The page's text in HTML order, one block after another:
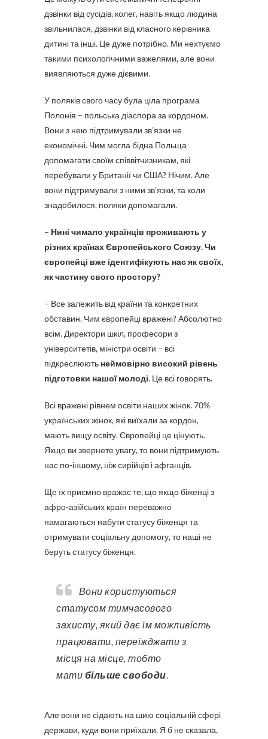
дзвінки від сусідів, колег, навіть якщо людина
звільнилася, дзвінки від класного керівника
дитині та інші. Це дуже потрібно. Ми нехтуємо
такими психологічними важелями, але вони
виявляються дуже дієвими.
У поляків свого часу була ціла програма
Полонія – польська діаспора за кордоном.
Вони з нею підтримували зв’язки не
економічні. Чим могла бідна Польща
допомагати своїм співвітчизникам, які
перебували у Британії чи США? Нічим. Але
вони підтримували з ними зв’язки, та коли
знадобилося, поляки допомагали.
– Нині чимало українців проживають у
різних країнах Європейського Союзу. Чи
європейці вже ідентифікують нас як своїх,
як частину свого простору?
– Все залежить від країни та конкретних
обставин. Чим європейці вражені? Абсолютно
всім. Директори шкіл, професори з
університетів, міністри освіти – всі
підкреслюють неймовірно високий рівень
підготовки нашої молоді. Це всі говорять.
Всі вражені рівнем освіти наших жінок. 70%
українських жінок, які виїхали за кордон,
мають вищу освіту. Європейці це цінують.
Якщо ви звернете увагу, то вони підтримують
нас по-іншому, ніж сирійців і афганців.
Ще їх приємно вражає те, що якщо біженці з
афро-азійських країн переважно
намагаються набути статусу біженця та
отримувати соціальну допомогу, то наші не
беруть статусу біженця.
Вони користуються
статусом тимчасового
захисту, який дає їм можливість
працювати, переїжджати з
місця на місце, тобто
мати більше свободи.
Але вони не сідають на шию соціальній сфері
держави, куди вони приїхали. Я б не сказала,